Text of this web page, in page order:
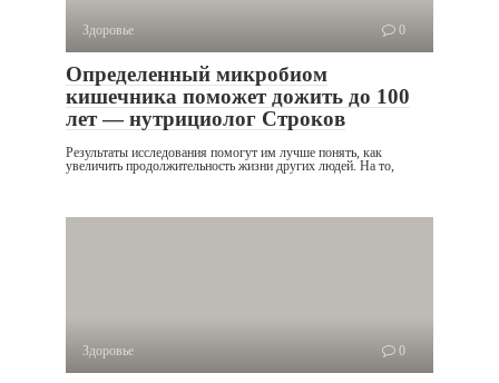
Здоровье 0
Определенный микробиом
кишечника поможет дожить до 100
лет — нутрициолог Строков
Результаты исследования помогут им лучше понять, как
увеличить продолжительность жизни других людей. На то,
Здоровье 0